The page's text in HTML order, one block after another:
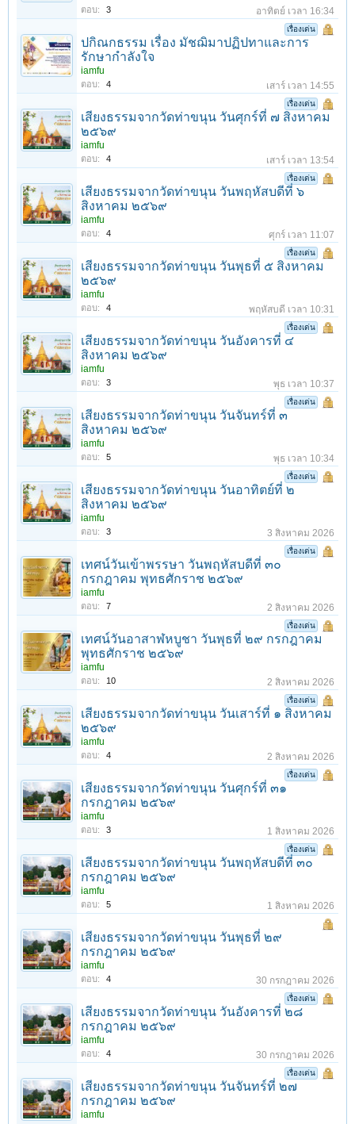
ตอบ: 3 อาทิตย์ เวลา 16:34
เรื่องเด่น
ปกิณกธรรม เรื่อง มัชฌิมาปฏิปทาและการ
รักษากำลังใจ
iamfu
ตอบ: 4 เสาร์ เวลา 14:55
เรื่องเด่น
เสียงธรรมจากวัดท่าขนุน วันศุกร์ที่ ๗ สิงหาคม
๒๕๖๙
iamfu
ตอบ: 4 เสาร์ เวลา 13:54
เรื่องเด่น
เสียงธรรมจากวัดท่าขนุน วันพฤหัสบดีที่ ๖
สิงหาคม ๒๕๖๙
iamfu
ตอบ: 4 ศุกร์ เวลา 11:07
เรื่องเด่น
เสียงธรรมจากวัดท่าขนุน วันพุธที่ ๕ สิงหาคม
๒๕๖๙
iamfu
ตอบ: 4 พฤหัสบดี เวลา 10:31
เรื่องเด่น
เสียงธรรมจากวัดท่าขนุน วันอังคารที่ ๔
สิงหาคม ๒๕๖๙
iamfu
ตอบ: 3 พุธ เวลา 10:37
เรื่องเด่น
เสียงธรรมจากวัดท่าขนุน วันจันทร์ที่ ๓
สิงหาคม ๒๕๖๙
iamfu
ตอบ: 5 พุธ เวลา 10:34
เรื่องเด่น
เสียงธรรมจากวัดท่าขนุน วันอาทิตย์ที่ ๒
สิงหาคม ๒๕๖๙
iamfu
ตอบ: 3 3 สิงหาคม 2026
เรื่องเด่น
เทศน์วันเข้าพรรษา วันพฤหัสบดีที่ ๓๐
กรกฎาคม พุทธศักราช ๒๕๖๙
iamfu
ตอบ: 7 2 สิงหาคม 2026
เรื่องเด่น
เทศน์วันอาสาฬหบูชา วันพุธที่ ๒๙ กรกฎาคม
พุทธศักราช ๒๕๖๙
iamfu
ตอบ: 10 2 สิงหาคม 2026
เรื่องเด่น
เสียงธรรมจากวัดท่าขนุน วันเสาร์ที่ ๑ สิงหาคม
๒๕๖๙
iamfu
ตอบ: 4 2 สิงหาคม 2026
เรื่องเด่น
เสียงธรรมจากวัดท่าขนุน วันศุกร์ที่ ๓๑
กรกฎาคม ๒๕๖๙
iamfu
ตอบ: 3 1 สิงหาคม 2026
เรื่องเด่น
เสียงธรรมจากวัดท่าขนุน วันพฤหัสบดีที่ ๓๐
กรกฎาคม ๒๕๖๙
iamfu
ตอบ: 5 1 สิงหาคม 2026
เสียงธรรมจากวัดท่าขนุน วันพุธที่ ๒๙
กรกฎาคม ๒๕๖๙
iamfu
ตอบ: 4 30 กรกฎาคม 2026
เรื่องเด่น
เสียงธรรมจากวัดท่าขนุน วันอังคารที่ ๒๘
กรกฎาคม ๒๕๖๙
iamfu
ตอบ: 4 30 กรกฎาคม 2026
เรื่องเด่น
เสียงธรรมจากวัดท่าขนุน วันจันทร์ที่ ๒๗
กรกฎาคม ๒๕๖๙
iamfu